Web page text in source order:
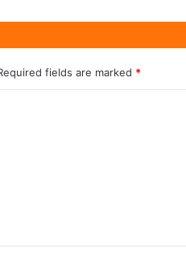
fields are marked *